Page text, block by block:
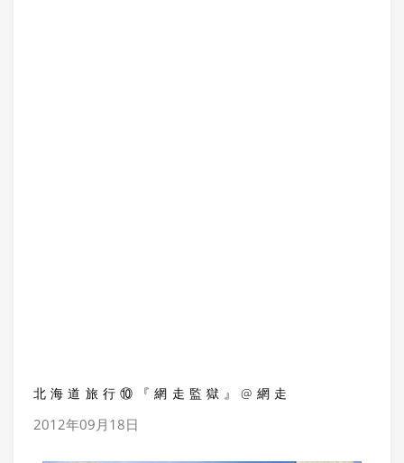
北海道旅行⑩『網走監獄』@網走
2012年09月18日